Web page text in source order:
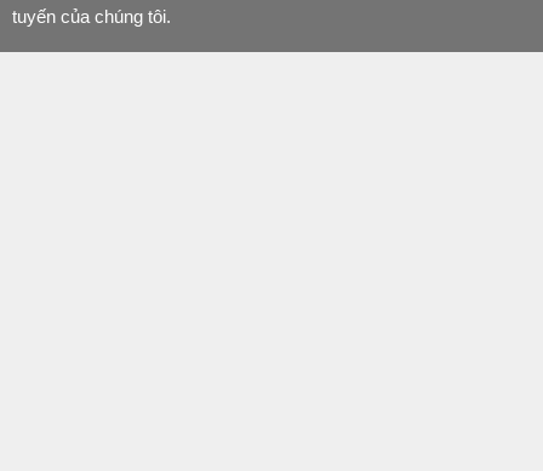
tuyến của chúng tôi.